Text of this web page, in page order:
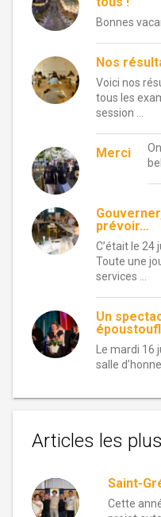
Bonnes
Nos
Voici nos
tous les
session …
Merci
prévoir…
C’était le 24
Toute une
services …
Un
Le mardi 16
salle
Articles les
Saint-
Cette